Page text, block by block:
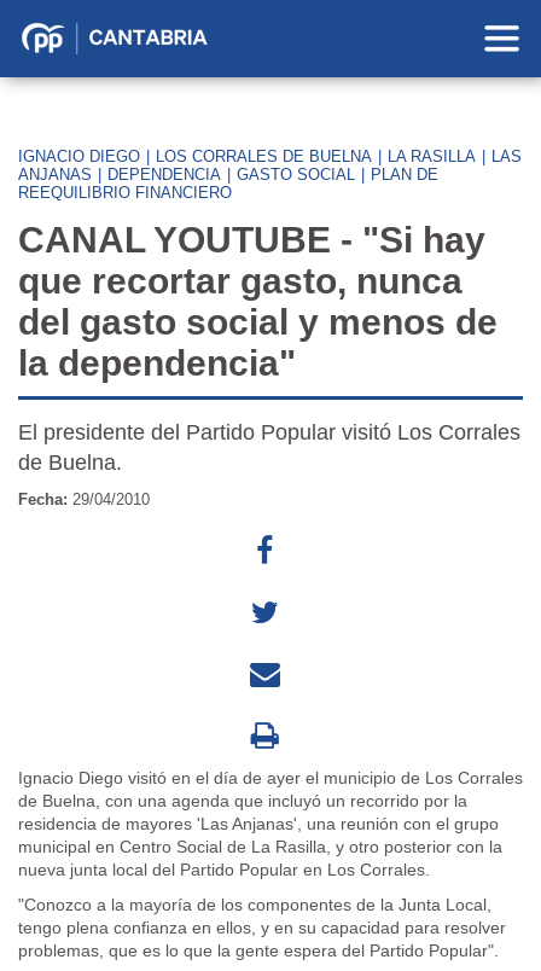
Partido
Cantabria
IGNACIO DIEGO LOS CORRALES DE BUELNA LA RASILLA
LAS
ANJANAS
DEPENDENCIA GASTO SOCIAL
PLAN DE
REEQUILIBRIO FINANCIERO
CANAL YOUTUBE - "Si hay
que recortar gasto, nunca
del gasto social y menos de
la dependencia"
El presidente del Partido Popular visitó Los Corrales
de Buelna.
Fecha: 29/04/2010
Ignacio Diego visitó en el día de ayer el municipio de Los Corrales
de Buelna, con una agenda que incluyó un recorrido por la
residencia de mayores 'Las Anjanas', una reunión con el grupo
municipal en Centro Social de La Rasilla, y otro posterior con la
nueva junta local del Partido Popular en Los Corrales.
"Conozco a la mayoría de los componentes de la Junta Local,
tengo plena confianza en ellos, y en su capacidad para resolver
problemas, que es lo que la gente espera del Partido Popular".